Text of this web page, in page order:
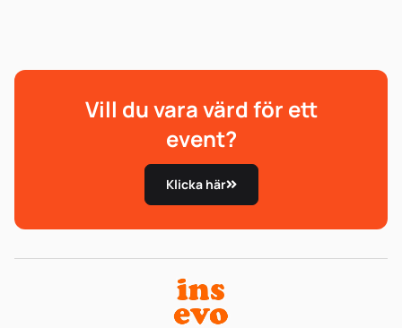
Vill du vara värd för ett
event?
Klicka här